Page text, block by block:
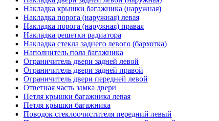
Накладка крышки багажника (наружная)
Накладка порога (наружная) левая
Накладка порога (наружная) правая
Накладка решетки радиатора
Накладка стекла заднего левого (бархотка)
Наполнитель пола багажника
Ограничитель двери задней левой
Ограничитель двери задней правой
Ограничитель двери передней левой
Ответная часть замка двери
Петля крышки багажника левая
Петля крышки багажника
Поводок стеклоочистителя передний левый